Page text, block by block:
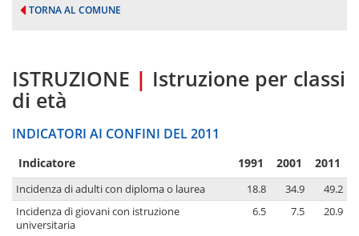
TORNA AL COMUNE
ISTRUZIONE | Istruzione per classi
di età
INDICATORI AI CONFINI DEL 2011
Indicatore 1991 2001 2011
Incidenza di adulti con diploma o laurea 18.8 34.9
49.2
Incidenza di giovani con istruzione
universitaria
6.5 7.5 20.9